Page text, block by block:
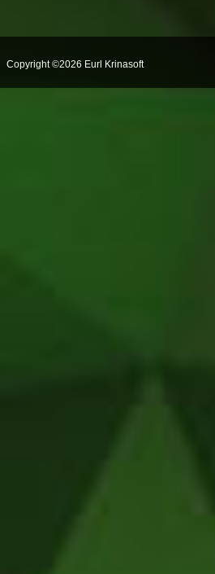
Copyright ©2026 Eurl Krinasoft